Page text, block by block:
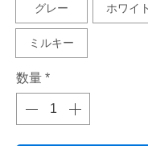
グレー ホワイト
ミルキー
数量 *